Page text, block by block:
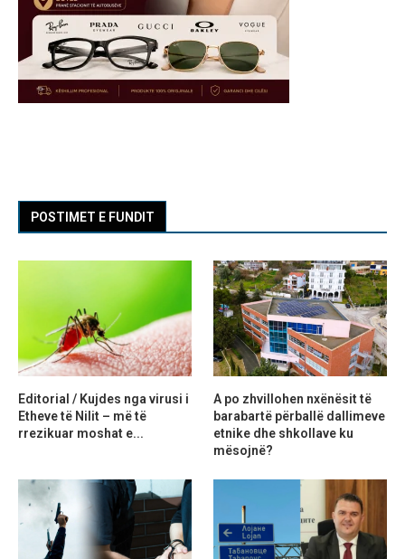
POSTIMET E FUNDIT
Editorial / Kujdes nga virusi i
Etheve të Nilit – më të
rrezikuar moshat e...
A po zhvillohen nxënësit të
barabartë përballë dallimeve
etnike dhe shkollave ku
mësojnë?